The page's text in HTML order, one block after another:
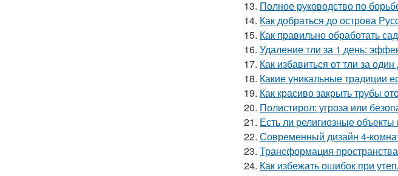
13. Полное руководство по
14. Как добраться до острова
15. Как правильно обработать
16. Удаление тли за 1 день:
17. Как избавиться от тли за
18. Какие уникальные традиции
19. Как красиво закрыть трубы
20. Полистирол: угроза или
21. Есть ли религиозные
22. Современный дизайн 4-
23. Трансформация
24. Как избежать ошибок при